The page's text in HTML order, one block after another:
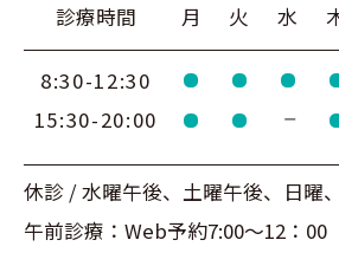
診療時間 月 火 水
8:30-12:30
15:30-20:00
休診 / 水曜午後、土曜午後、日曜
午前診療：Web予約7:00～12：00